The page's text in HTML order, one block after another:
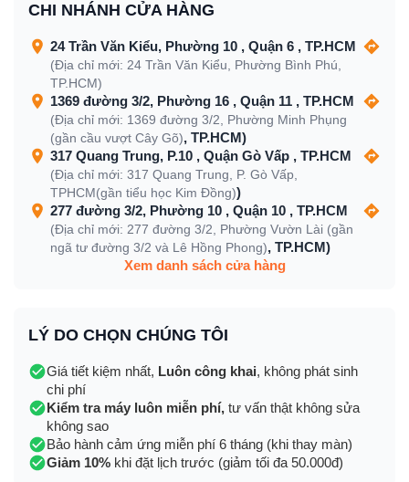
CHI NHÁNH CỬA HÀNG
24 Trần Văn Kiểu, Phường 10 , Quận 6 , TP.HCM
(Địa chỉ mới: 24 Trần Văn Kiểu, Phường Bình Phú,
TP.HCM)
1369 đường 3/2, Phường 16 , Quận 11 , TP.HCM
(Địa chỉ mới: 1369 đường 3/2, Phường Minh Phụng
(gần cầu vượt Cây Gõ), TP.HCM)
317 Quang Trung, P.10 , Quận Gò Vấp , TP.HCM
(Địa chỉ mới: 317 Quang Trung, P. Gò Vấp,
TPHCM(gần tiểu học Kim Đồng))
277 đường 3/2, Phường 10 , Quận 10 , TP.HCM
(Địa chỉ mới: 277 đường 3/2, Phường Vườn Lài (gần
ngã tư đường 3/2 và Lê Hồng Phong), TP.HCM)
Xem danh sách cửa hàng
LÝ DO CHỌN CHÚNG TÔI
Giá tiết kiệm nhất, Luôn công khai, không phát sinh
chi phí
Kiểm tra máy luôn miễn phí, tư vấn thật không sửa
không sao
Bảo hành cảm ứng miễn phí 6 tháng (khi thay màn)
Giảm 10% khi đặt lịch trước (giảm tối đa 50.000đ)